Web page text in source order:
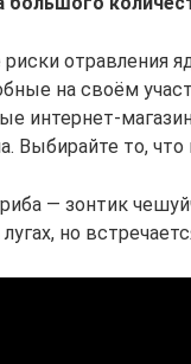
отравления
на своём
интернет-
Выбирайте то,
— зонтик
но